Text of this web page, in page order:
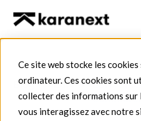
Ce site web stocke les
ordinateur. Ces cookies sont
collecter des informations sur
vous interagissez avec notre
Blog ESN
ESN :
ERP/